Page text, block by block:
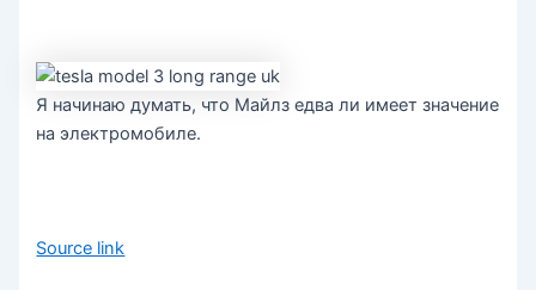
Я начинаю думать, что Майлз едва ли имеет значение
на электромобиле.
Source link